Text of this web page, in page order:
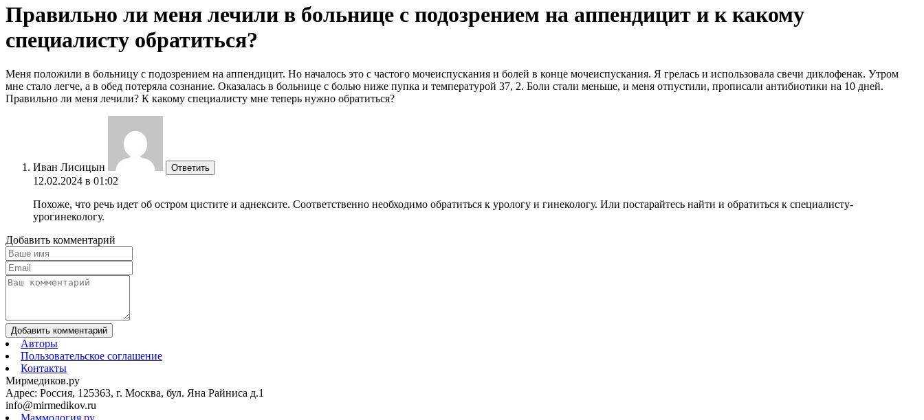
Правильно ли меня лечили в больнице с подозрением на аппендицит и к какому
специалисту обратиться?
Меня положили в больницу с подозрением на аппендицит. Но началось это с частого мочеиспускания и болей в конце мочеиспускания. Я грелась и использовала свечи диклофенак. Утром
мне стало легче, а в обед потеряла сознание. Оказалась в больнице с болью ниже пупка и температурой 37, 2. Боли стали меньше, и меня отпустили, прописали антибиотики на 10 дней.
Правильно ли меня лечили? К какому специалисту мне теперь нужно обратиться?
Иван Лисицын Ответить
12.02.2024 в 01:02
Похоже, что речь идет об остром цистите и аднексите. Соответственно необходимо обратиться к урологу и гинекологу. Или постарайтесь найти и обратиться к специалисту-
урогинекологу.
Добавить комментарий
Добавить комментарий
Авторы
Пользовательское соглашение
Контакты
Мирмедиков.ру
Адрес: Россия, 125363, г. Москва, бул. Яна Райниса д.1
info@mirmedikov.ru
Маммология.ру